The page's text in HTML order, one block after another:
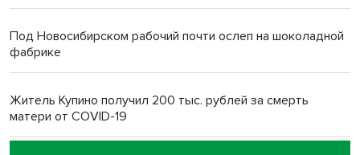
Под Новосибирском рабочий почти ослеп на шоколадной
фабрике
Житель Купино получил 200 тыс. рублей за смерть
матери от COVID-19